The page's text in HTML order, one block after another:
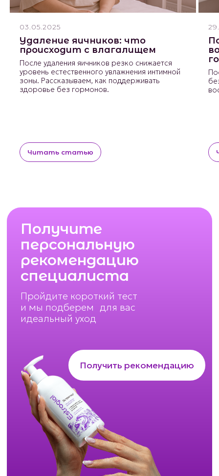
03.05.2025
Удаление яичников: что
происходит с влагалищем
После удаления яичников резко снижается
уровень естественного увлажнения интимной
зоны. Рассказываем, как поддерживать
здоровье без гормонов.
Читать статью